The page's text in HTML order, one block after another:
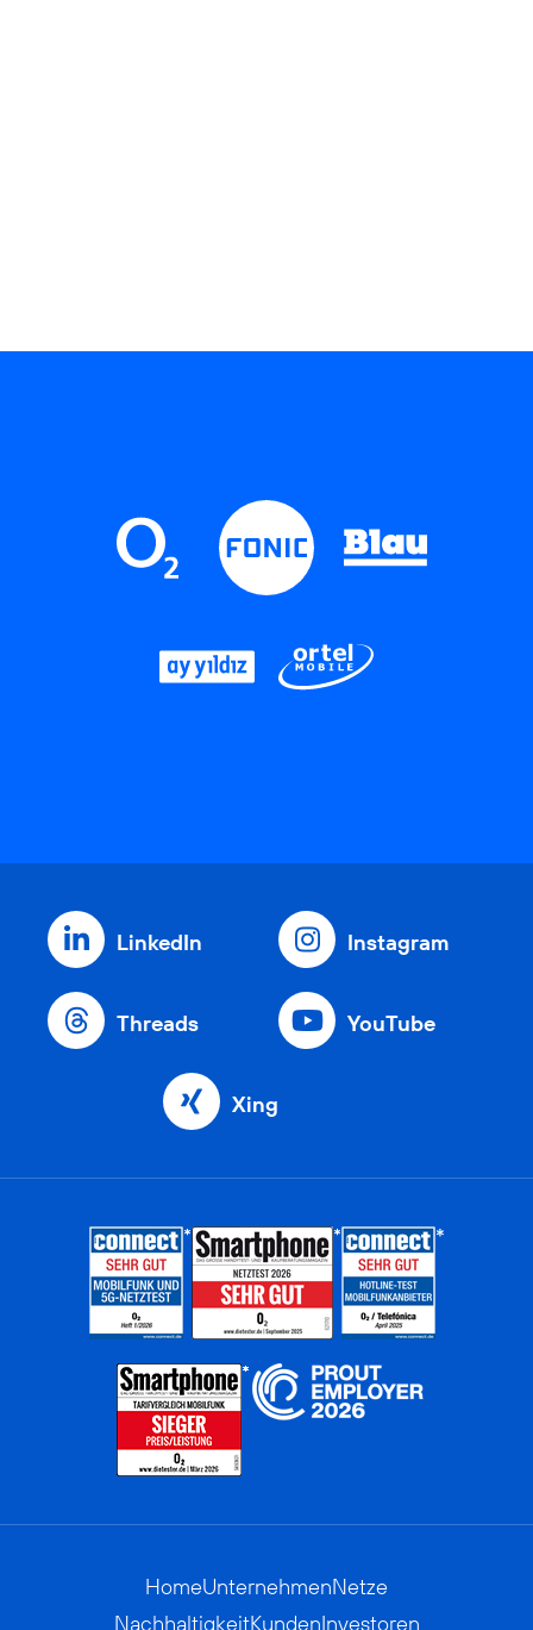
LinkedIn Instagram
Threads YouTube
Xing
HomeUnternehmenNetze
NachhaltigkeitKundenInvestoren